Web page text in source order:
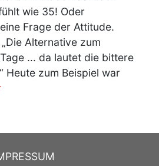
wie 35! Oder
Frage der Attitude.
Alternative zum
... da lautet die bittere
Heute zum Beispiel war